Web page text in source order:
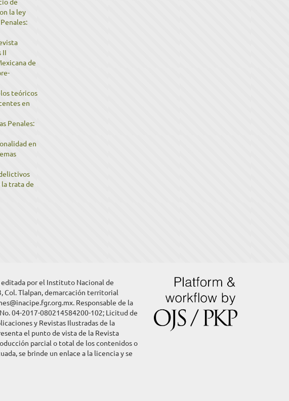
la ley
II
de
teóricos
en
Penales:
en
la trata de
editada por el Instituto Nacional de
Col. Tlalpan, demarcación territorial
Responsable de la
04-2017-080214584200-102; Licitud de
y Revistas Ilustradas de la
el punto de vista de la Revista
parcial o total de los contenidos o
se brinde un enlace a la licencia y se